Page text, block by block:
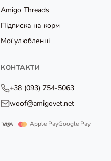
Amigo Threads
Підписка на корм
Мої улюбленці
КОНТАКТИ
+38 (093) 754-5063
woof@amigovet.net
Apple PayGoogle Pay